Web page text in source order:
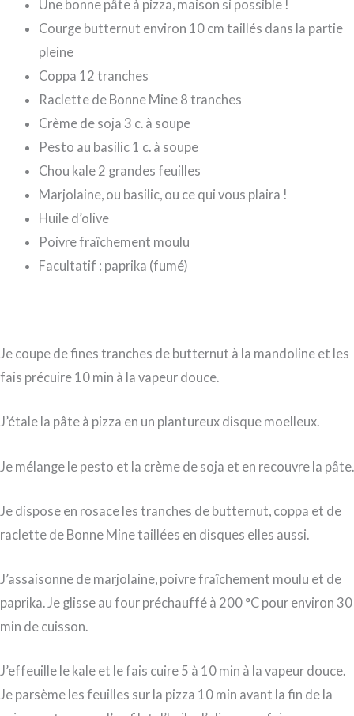
Une bonne pâte à pizza, maison si possible !
Courge butternut environ 10 cm taillés dans la partie
pleine
Coppa 12 tranches
Raclette de Bonne Mine 8 tranches
Crème de soja 3 c. à soupe
Pesto au basilic 1 c. à soupe
Chou kale 2 grandes feuilles
Marjolaine, ou basilic, ou ce qui vous plaira !
Huile d’olive
Poivre fraîchement moulu
Facultatif : paprika (fumé)
Je coupe de fines tranches de butternut à la mandoline et les
fais précuire 10 min à la vapeur douce.
J’étale la pâte à pizza en un plantureux disque moelleux.
Je mélange le pesto et la crème de soja et en recouvre la pâte.
Je dispose en rosace les tranches de butternut, coppa et de
raclette de Bonne Mine taillées en disques elles aussi.
J’assaisonne de marjolaine, poivre fraîchement moulu et de
paprika. Je glisse au four préchauffé à 200 °C pour environ 30
min de cuisson.
J’effeuille le kale et le fais cuire 5 à 10 min à la vapeur douce.
Je parsème les feuilles sur la pizza 10 min avant la fin de la